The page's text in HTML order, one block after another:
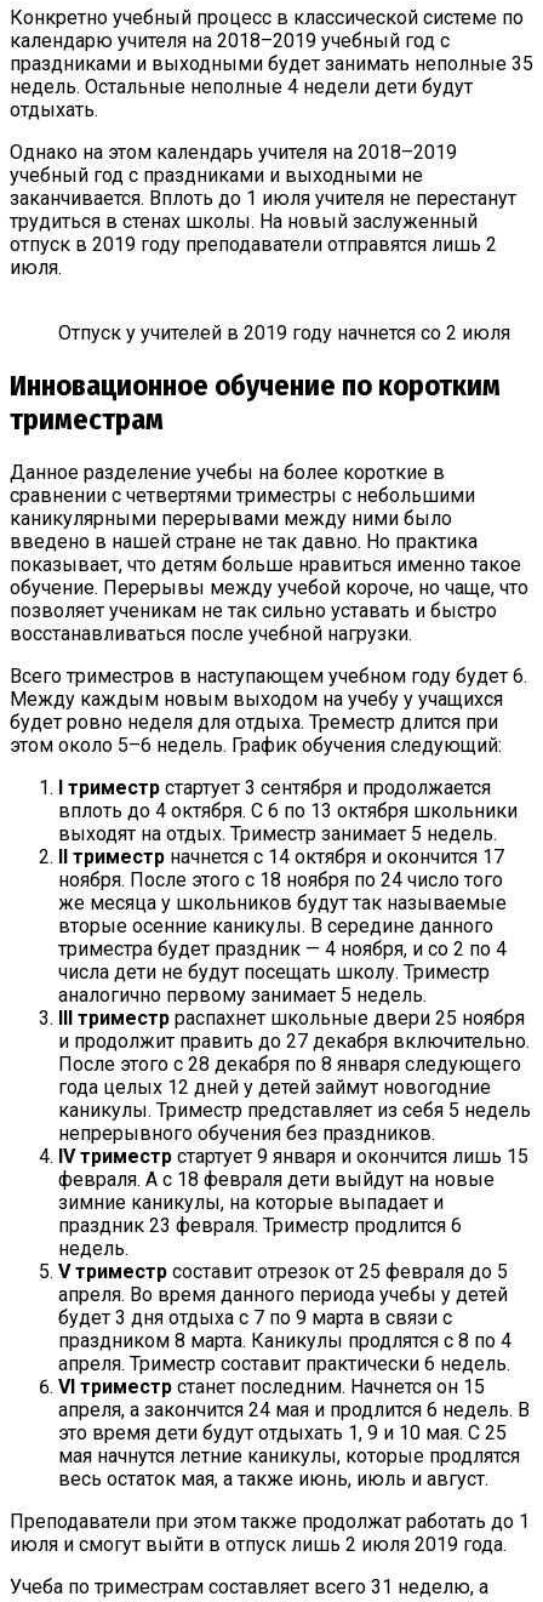
Конкретно учебный процесс в классической системе по
календарю учителя на 2018–2019 учебный год с
праздниками и выходными будет занимать неполные 35
недель. Остальные неполные 4 недели дети будут
отдыхать.
Однако на этом календарь учителя на 2018–2019
учебный год с праздниками и выходными не
заканчивается. Вплоть до 1 июля учителя не перестанут
трудиться в стенах школы. На новый заслуженный
отпуск в 2019 году преподаватели отправятся лишь 2
июля.
Отпуск у учителей в 2019 году начнется со 2 июля
Инновационное обучение по коротким
триместрам
Данное разделение учебы на более короткие в
сравнении с четвертями триместры с небольшими
каникулярными перерывами между ними было
введено в нашей стране не так давно. Но практика
показывает, что детям больше нравиться именно такое
обучение. Перерывы между учебой короче, но чаще, что
позволяет ученикам не так сильно уставать и быстро
восстанавливаться после учебной нагрузки.
Всего триместров в наступающем учебном году будет 6.
Между каждым новым выходом на учебу у учащихся
будет ровно неделя для отдыха. Треместр длится при
этом около 5–6 недель. График обучения следующий:
I триместр стартует 3 сентября и продолжается
вплоть до 4 октября. С 6 по 13 октября школьники
выходят на отдых. Триместр занимает 5 недель.
II триместр начнется с 14 октября и окончится 17
ноября. После этого с 18 ноября по 24 число того
же месяца у школьников будут так называемые
вторые осенние каникулы. В середине данного
триместра будет праздник — 4 ноября, и со 2 по 4
числа дети не будут посещать школу. Триместр
аналогично первому занимает 5 недель.
III триместр распахнет школьные двери 25 ноября
и продолжит править до 27 декабря включительно.
После этого с 28 декабря по 8 января следующего
года целых 12 дней у детей займут новогодние
каникулы. Триместр представляет из себя 5 недель
непрерывного обучения без праздников.
IV триместр стартует 9 января и окончится лишь 15
февраля. А с 18 февраля дети выйдут на новые
зимние каникулы, на которые выпадает и
праздник 23 февраля. Триместр продлится 6
недель.
V триместр составит отрезок от 25 февраля до 5
апреля. Во время данного периода учебы у детей
будет 3 дня отдыха с 7 по 9 марта в связи с
праздником 8 марта. Каникулы продлятся с 8 по 4
апреля. Триместр составит практически 6 недель.
VI триместр станет последним. Начнется он 15
апреля, а закончится 24 мая и продлится 6 недель. В
это время дети будут отдыхать 1, 9 и 10 мая. С 25
мая начнутся летние каникулы, которые продлятся
весь остаток мая, а также июнь, июль и август.
Преподаватели при этом также продолжат работать до 1
июля и смогут выйти в отпуск лишь 2 июля 2019 года.
Учеба по триместрам составляет всего 31 неделю, а